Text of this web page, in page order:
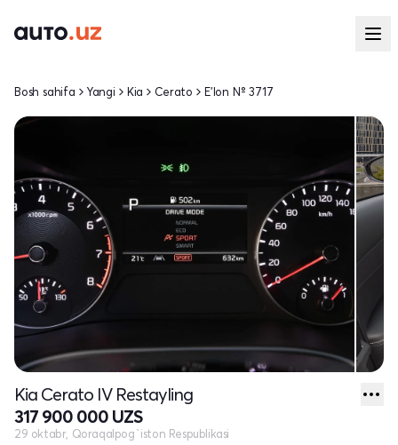
Bosh sahifa Yangi Kia Cerato E'lon № 3717
Kia Cerato IV Restayling
317 900 000 UZS
29 oktabr, Qoraqalpog`iston Respublikasi